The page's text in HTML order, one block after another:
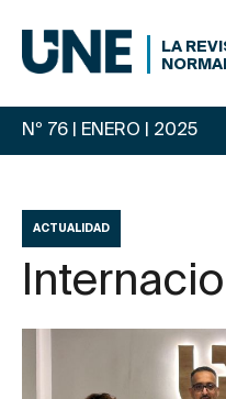
LA
Nº 76 | ENERO | 2025
ACTUALIDAD